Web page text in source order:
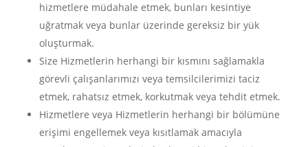
hizmetlere müdahale etmek, bunları kesintiye
uğratmak veya bunlar üzerinde gereksiz bir yük
oluşturmak.
Size Hizmetlerin herhangi bir kısmını sağlamakla
görevli çalışanlarımızı veya temsilcilerimizi taciz
etmek, rahatsız etmek, korkutmak veya tehdit etmek.
Hizmetlere veya Hizmetlerin herhangi bir bölümüne
erişimi engellemek veya kısıtlamak amacıyla